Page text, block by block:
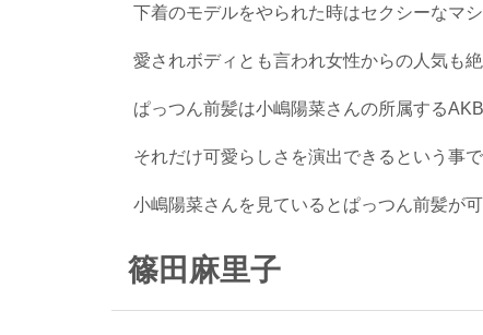
下着のモデルをやられた時はセクシーなマ
愛されボディとも言われ女性からの人気も絶
ぱっつん前髪は小嶋陽菜さんの所属する
それだけ可愛らしさを演出できるという事で
小嶋陽菜さんを見ているとぱっつん前髪が
篠田麻里子